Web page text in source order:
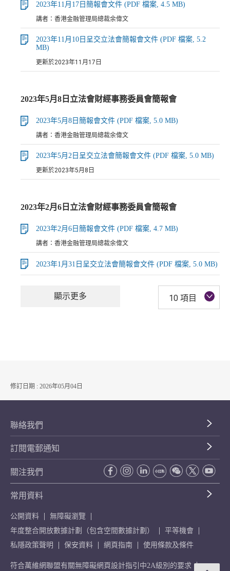
2023年11月17日簡報會文件 (PDF 檔案, 4.5 MB)
講者：香港金融管理局總裁余偉文
2023年11月10日呈交立法會簡報會文件 (PDF 檔案, 5.2
MB)
更新於2023年11月17日
2023年5月8日立法會財經事務委員會簡報會
2023年5月8日簡報會文件 (PDF 檔案, 5.0 MB)
講者：香港金融管理局總裁余偉文
2023年5月2日呈交立法會簡報會文件 (PDF 檔案, 5.0 MB)
更新於2023年5月8日
2023年2月6日立法會財經事務委員會簡報會
2023年2月6日簡報會文件 (PDF 檔案, 4.7 MB)
講者：香港金融管理局總裁余偉文
2023年1月31日呈交立法會簡報會文件 (PDF 檔案, 5.0 MB)
10 項目
顯示更多
修訂日期 : 2026年05月04日
聯絡我們
訂閱電郵通知
關注我們
常用資料
公開資料
無障礙瀏覽
年度整合開放數據計劃（包含空間數據計劃）
平等機會
私隱政策聲明
保安資料 網頁指南 使用條款及條件
符合萬維網聯盟有關無障礙網頁設計指引中2A級別的要求